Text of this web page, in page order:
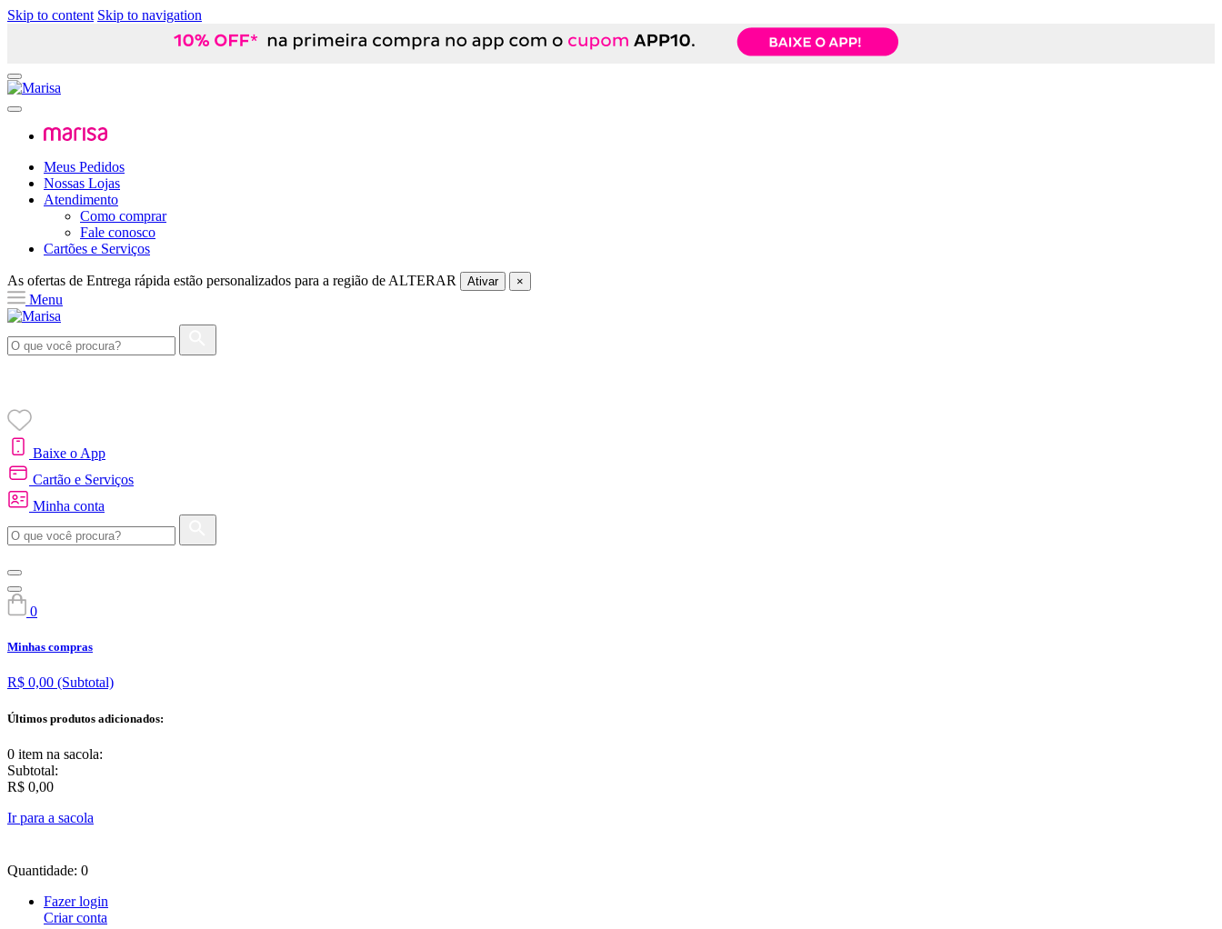
Skip to content Skip to navigation
Meus Pedidos
Nossas Lojas
Atendimento
Como comprar
Fale conosco
Cartões e Serviços
As ofertas de Entrega rápida estão personalizados para a região de ALTERAR Ativar ×
Menu
Baixe o App
Cartão e Serviços
Minha conta
0
Minhas compras
R$ 0,00 (Subtotal)
Últimos produtos adicionados:
0 item na sacola:
Subtotal:
R$ 0,00
Ir para a sacola
Quantidade: 0
Fazer login
Criar conta